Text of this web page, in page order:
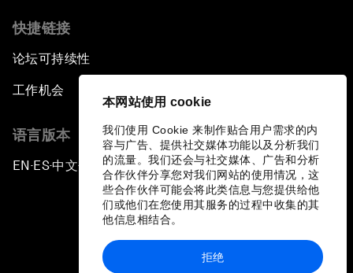
本网站使用 cookie
我们使用 Cookie 来制作贴合用户需求的内
容与广告、提供社交媒体功能以及分析我们
的流量。我们还会与社交媒体、广告和分析
合作伙伴分享您对我们网站的使用情况，这
些合作伙伴可能会将此类信息与您提供给他
们或他们在您使用其服务的过程中收集的其
他信息相结合。
拒绝
快捷链接
论坛可持续性
工作机会
语言版本
EN ▪ES▪中文▪ 日本語